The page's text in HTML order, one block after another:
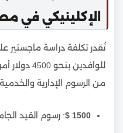
الإكلينيكي في
تُقدر تكلفة دراسة ماجستير
للوافدين
من الرسوم الإدارية
1500 $ : رسوم القيد